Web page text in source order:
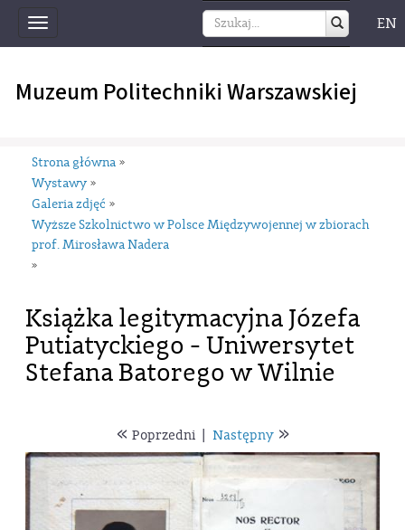
Toggle
navigation
EN
Muzeum Politechniki Warszawskiej
Strona główna »
Wystawy »
Galeria zdjęć »
Wyższe Szkolnictwo w Polsce Międzywojennej w zbiorach
prof. Mirosława Nadera
»
Książka legitymacyjna Józefa
Putiatyckiego - Uniwersytet
Stefana Batorego w Wilnie
« Poprzedni Następny»